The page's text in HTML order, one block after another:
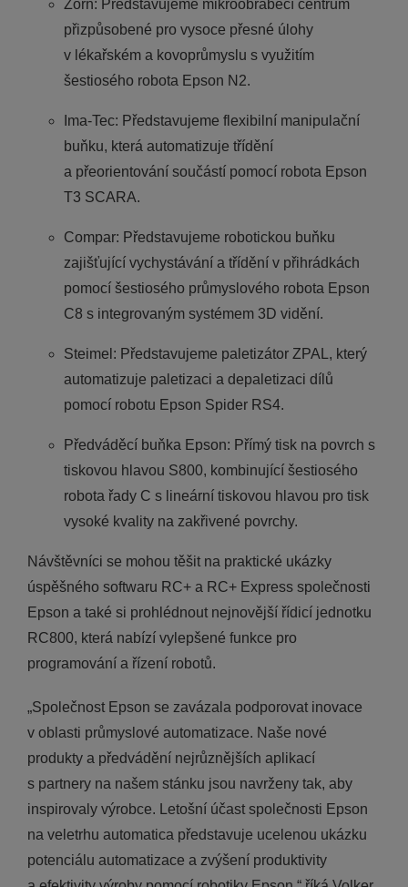
Zorn: Představujeme mikroobráběcí centrum
přizpůsobené pro vysoce přesné úlohy
v lékařském a kovoprůmyslu s využitím
šestiosého robota Epson N2.
Ima-Tec: Představujeme flexibilní manipulační
buňku, která automatizuje třídění
a přeorientování součástí pomocí robota Epson
T3 SCARA.
Compar: Představujeme robotickou buňku
zajišťující vychystávání a třídění v přihrádkách
pomocí šestiosého průmyslového robota Epson
C8 s integrovaným systémem 3D vidění.
Steimel: Představujeme paletizátor ZPAL, který
automatizuje paletizaci a depaletizaci dílů
pomocí robotu Epson Spider RS4.
Předváděcí buňka Epson: Přímý tisk na povrch s
tiskovou hlavou S800, kombinující šestiosého
robota řady C s lineární tiskovou hlavou pro tisk
vysoké kvality na zakřivené povrchy.
Návštěvníci se mohou těšit na praktické ukázky
úspěšného softwaru RC+ a RC+ Express společnosti
Epson a také si prohlédnout nejnovější řídicí jednotku
RC800, která nabízí vylepšené funkce pro
programování a řízení robotů.
„Společnost Epson se zavázala podporovat inovace
v oblasti průmyslové automatizace. Naše nové
produkty a předvádění nejrůznějších aplikací
s partnery na našem stánku jsou navrženy tak, aby
inspirovaly výrobce. Letošní účast společnosti Epson
na veletrhu automatica představuje ucelenou ukázku
potenciálu automatizace a zvýšení produktivity